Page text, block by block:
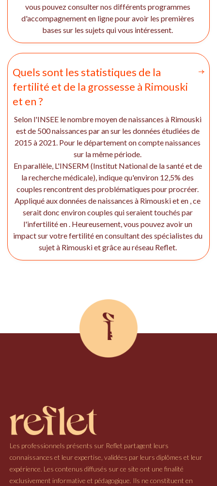
vous pouvez consulter nos différents programmes
d'accompagnement en ligne pour avoir les premières
bases sur les sujets qui vous intéressent.
Quels sont les statistiques de la
fertilité et de la grossesse à Rimouski
et en ?
Selon l'INSEE le nombre moyen de naissances à Rimouski
est de 500 naissances par an sur les données étudiées de
2015 à 2021. Pour le département on compte naissances
sur la même période.
En parallèle, L'INSERM (Institut National de la santé et de
la recherche médicale), indique qu'environ 12,5% des
couples rencontrent des problématiques pour procréer.
Appliqué aux données de naissances à Rimouski et en , ce
serait donc environ couples qui seraient touchés par
l'infertilité en . Heureusement, vous pouvez avoir un
impact sur votre fertilité en consultant des spécialistes du
sujet à Rimouski et grâce au réseau Reflet.
Les professionnels présents sur Reflet partagent leurs
connaissances et leur expertise, validées par leurs diplômes et leur
expérience. Les contenus diffusés sur ce site ont une finalité
exclusivement informative et pédagogique. Ils ne constituent en